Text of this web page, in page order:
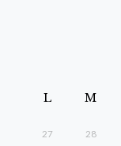
L M
27 28